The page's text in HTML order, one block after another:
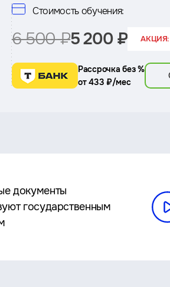
Стоимость обучения:
6 500 ₽5 200 ₽ АКЦИЯ:
Рассрочка без %
от 433 ₽/мес
документы
государственным